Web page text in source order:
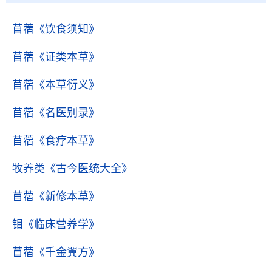
苜蓿 《饮食须知》
苜蓿 《证类本草》
苜蓿 《本草衍义》
苜蓿 《名医别录》
苜蓿 《食疗本草》
牧养类 《古今医统大全》
苜蓿 《新修本草》
钼 《临床营养学》
苜蓿 《千金翼方》